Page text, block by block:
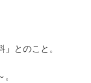
とのこと。